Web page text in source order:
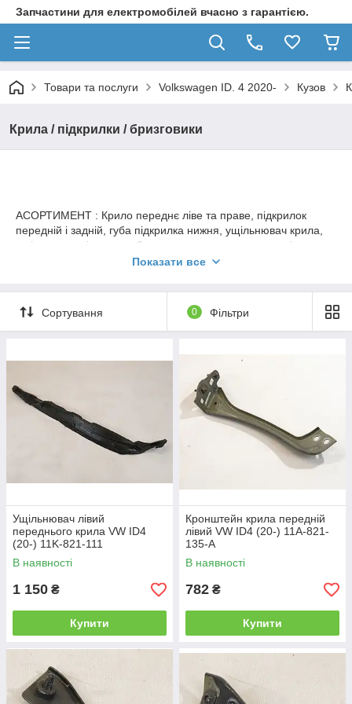
Запчастини для електромобілей вчасно з гарантією.
Товари та послуги Volkswagen ID. 4 2020- Кузов
Крила / підкрилки / бризговики
АСОРТИМЕНТ : Крило переднє ліве та праве, підкрилок
передній і задній, губа підкрилка нижня, ущільнювач крила,
ущільнювач підкрилка, бризковик комплект, вентиляція
кузова, покажчик повороту а крило, різноманітні кріплення.
Показати все
Сортування 0 Фільтри
Ущільнювач лівий
переднього крила VW ID4
(20-) 11K-821-111
В наявності
1 150 ₴
Купити
Кронштейн крила передній
лівий VW ID4 (20-) 11A-821-
135-A
В наявності
782 ₴
Купити